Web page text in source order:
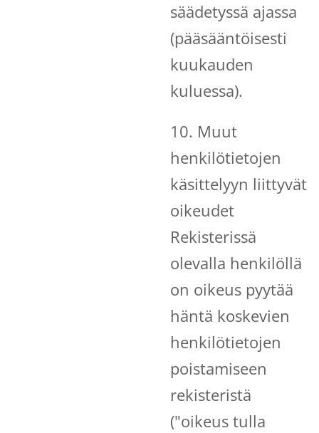
säädetyssä ajassa
(pääsääntöisesti
kuukauden
kuluessa).
10. Muut
henkilötietojen
käsittelyyn liittyvät
oikeudet
Rekisterissä
olevalla henkilöllä
on oikeus pyytää
häntä koskevien
henkilötietojen
poistamiseen
rekisteristä
("oikeus tulla